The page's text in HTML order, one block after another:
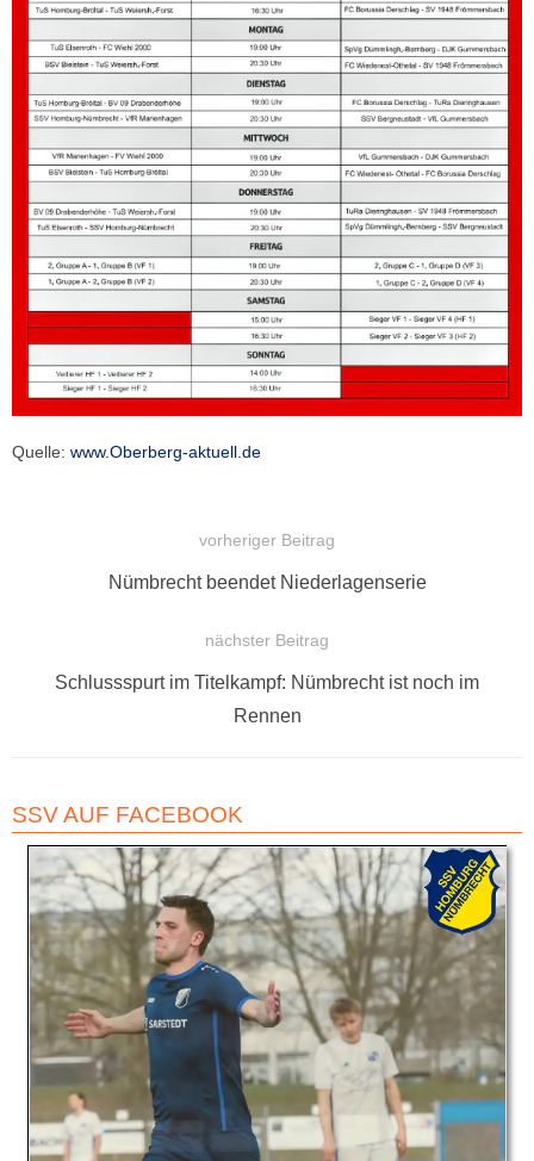
Quelle: www.Oberberg-aktuell.de
vorheriger Beitrag
Vorheriger
Nümbrecht beendet Niederlagenserie
nächster Beitrag
Nächster
Schlussspurt im Titelkampf: Nümbrecht ist noch im
Rennen
SSV AUF FACEBOOK